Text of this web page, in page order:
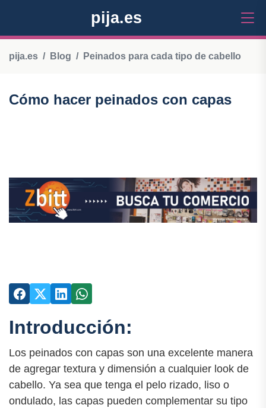
pija.es
pija.es Blog Peinados para cada tipo de cabello
Cómo hacer peinados con capas
Introducción:
Los peinados con capas son una excelente manera
de agregar textura y dimensión a cualquier look de
cabello. Ya sea que tenga el pelo rizado, liso o
ondulado, las capas pueden complementar su tipo